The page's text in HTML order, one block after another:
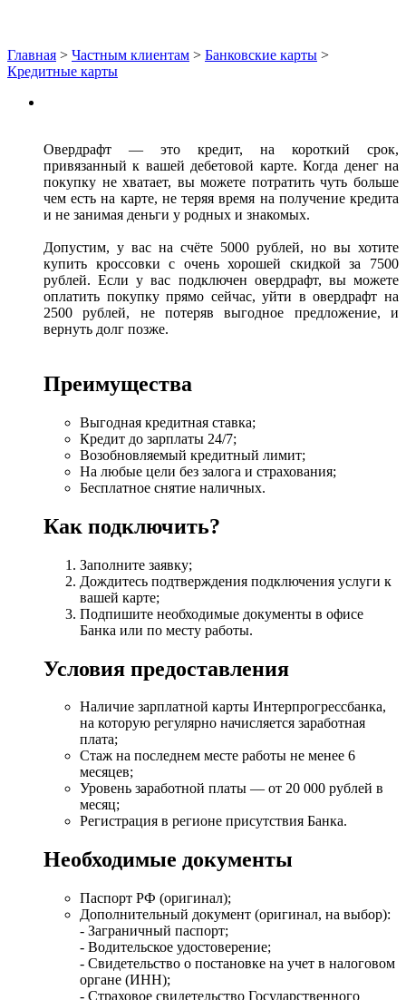
Главная > Частным клиентам > Банковские карты >
Кредитные карты
Овердрафт — это кредит, на короткий срок,
привязанный к вашей дебетовой карте. Когда денег на
покупку не хватает, вы можете потратить чуть больше
чем есть на карте, не теряя время на получение кредита
и не занимая деньги у родных и знакомых.
Допустим, у вас на счёте 5000 рублей, но вы хотите
купить кроссовки с очень хорошей скидкой за 7500
рублей. Если у вас подключен овердрафт, вы можете
оплатить покупку прямо сейчас, уйти в овердрафт на
2500 рублей, не потеряв выгодное предложение, и
вернуть долг позже.
Преимущества
Выгодная кредитная ставка;
Кредит до зарплаты 24/7;
Возобновляемый кредитный лимит;
На любые цели без залога и страхования;
Бесплатное снятие наличных.
Как подключить?
Заполните заявку;
Дождитесь подтверждения подключения услуги к
вашей карте;
Подпишите необходимые документы в офисе
Банка или по месту работы.
Условия предоставления
Наличие зарплатной карты Интерпрогрессбанка,
на которую регулярно начисляется заработная
плата;
Стаж на последнем месте работы не менее 6
месяцев;
Уровень заработной платы — от 20 000 рублей в
месяц;
Регистрация в регионе присутствия Банка.
Необходимые документы
Паспорт РФ (оригинал);
Дополнительный документ (оригинал, на выбор):
- Заграничный паспорт;
- Водительское удостоверение;
- Свидетельство о постановке на учет в налоговом
органе (ИНН);
- Страховое свидетельство Государственного